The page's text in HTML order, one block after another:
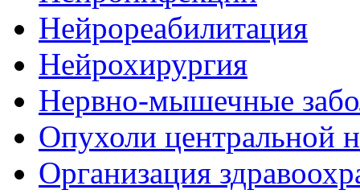
Нейрореабилитация
Нейрохирургия
Нервно-мышечные
Опухоли центральной
Организация